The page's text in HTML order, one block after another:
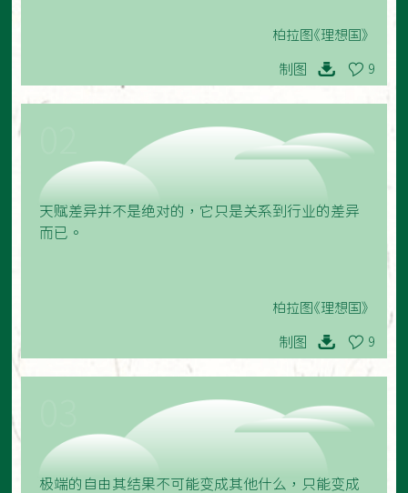
柏拉图《理想国》
制图 9
天赋差异并不是绝对的，它只是关系到行业的差异
而已。
柏拉图《理想国》
制图 9
极端的自由其结果不可能变成其他什么，只能变成